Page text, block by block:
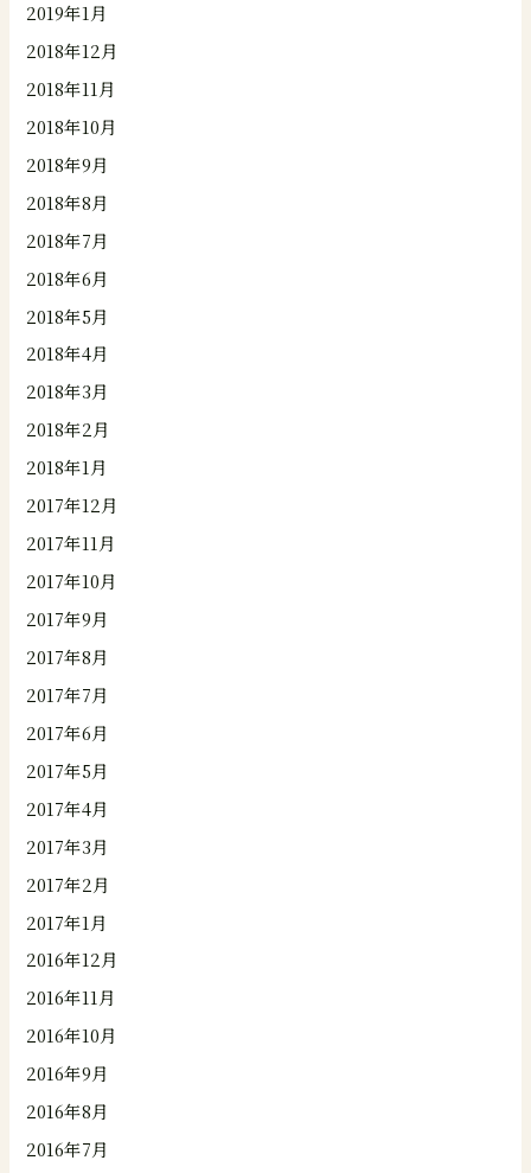
2019年1月
2018年12月
2018年11月
2018年10月
2018年9月
2018年8月
2018年7月
2018年6月
2018年5月
2018年4月
2018年3月
2018年2月
2018年1月
2017年12月
2017年11月
2017年10月
2017年9月
2017年8月
2017年7月
2017年6月
2017年5月
2017年4月
2017年3月
2017年2月
2017年1月
2016年12月
2016年11月
2016年10月
2016年9月
2016年8月
2016年7月